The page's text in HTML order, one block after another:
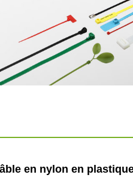
en nylon en